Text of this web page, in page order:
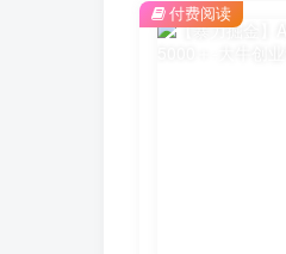
付费阅读